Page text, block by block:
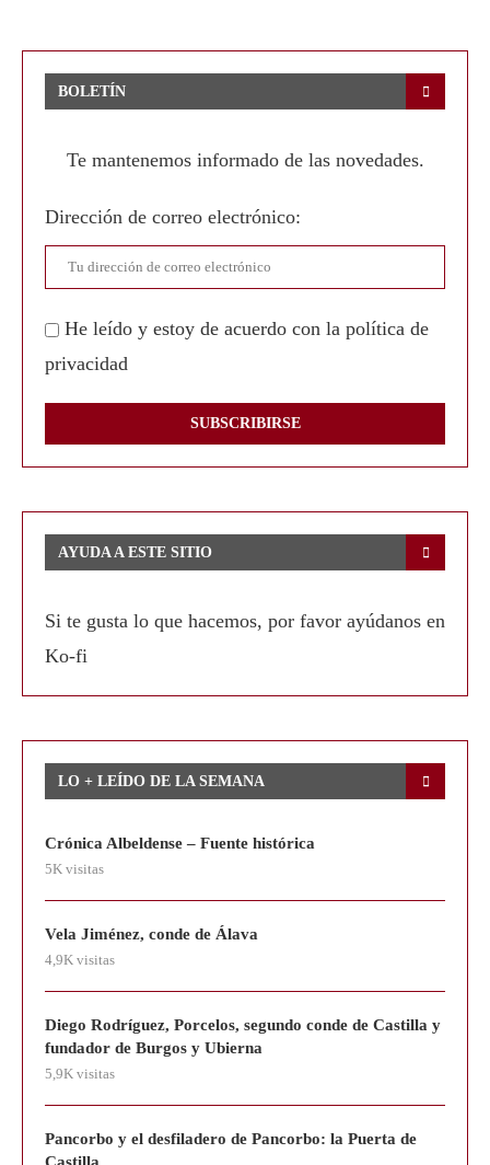
BOLETÍN
Te mantenemos informado de las novedades.
Dirección de correo electrónico:
He leído y estoy de acuerdo con la política de
privacidad
AYUDA A ESTE SITIO
Si te gusta lo que hacemos, por favor ayúdanos en
Ko-fi
LO + LEÍDO DE LA SEMANA
Crónica Albeldense – Fuente histórica
5K visitas
Vela Jiménez, conde de Álava
4,9K visitas
Diego Rodríguez, Porcelos, segundo conde de Castilla y
fundador de Burgos y Ubierna
5,9K visitas
Pancorbo y el desfiladero de Pancorbo: la Puerta de